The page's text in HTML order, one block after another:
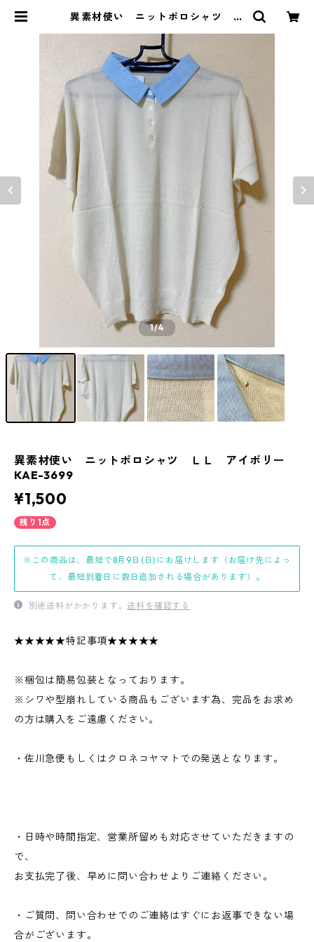
異素材使い ニットポロシャツ Ｌ
UCK PRODUCE
1/4
異素材使い ニットポロシャツ ＬＬ アイボリー
KAE-3699
¥1,500
残り1点
※この商品は、最短で8月9日(日)にお届けします（お届け先によっ
て、最短到着日に数日追加される場合があります）。
別途送料がかかります。送料を確認する
★★★★★特記事項★★★★★
※梱包は簡易包装となっております。
※シワや型崩れしている商品もございます為、完品をお求め
の方は購入をご遠慮ください。
・佐川急便もしくはクロネコヤマトでの発送となります。
・日時や時間指定、営業所留めも対応させていただきますの
で、
お支払完了後、早めに問い合わせよりご連絡ください。
・ご質問、問い合わせでのご連絡はすぐにお返事できない場
合がございます。